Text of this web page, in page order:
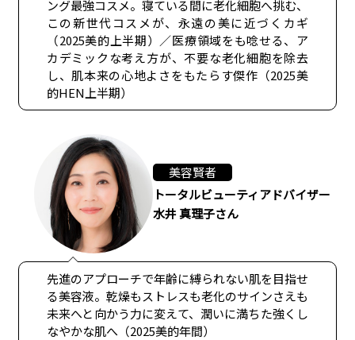
ング最強コスメ。寝ている間に老化細胞へ挑む、
この新世代コスメが、永遠の美に近づくカギ
（2025美的上半期）／医療領域をも唸せる、ア
カデミックな考え方が、不要な老化細胞を除去
し、肌本来の心地よさをもたらす傑作（2025美
的HEN上半期）
美容賢者
トータルビューティアドバイザー
水井 真理子さん
先進のアプローチで年齢に縛られない肌を目指せ
る美容液。乾燥もストレスも老化のサインさえも
未来へと向かう力に変えて、潤いに満ちた強くし
なやかな肌へ（2025美的年間）